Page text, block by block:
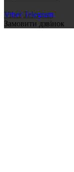
Viber Telegram
Замовити дзвінок